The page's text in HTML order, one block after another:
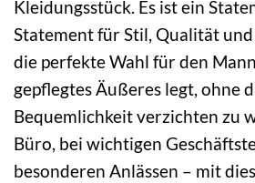
Kleidungsstück. Es ist ein
Statement für Stil, Qualität
die perfekte Wahl für den
gepflegtes Äußeres legt, ohne
Bequemlichkeit verzichten zu
Büro, bei wichtigen
besonderen Anlässen – mit